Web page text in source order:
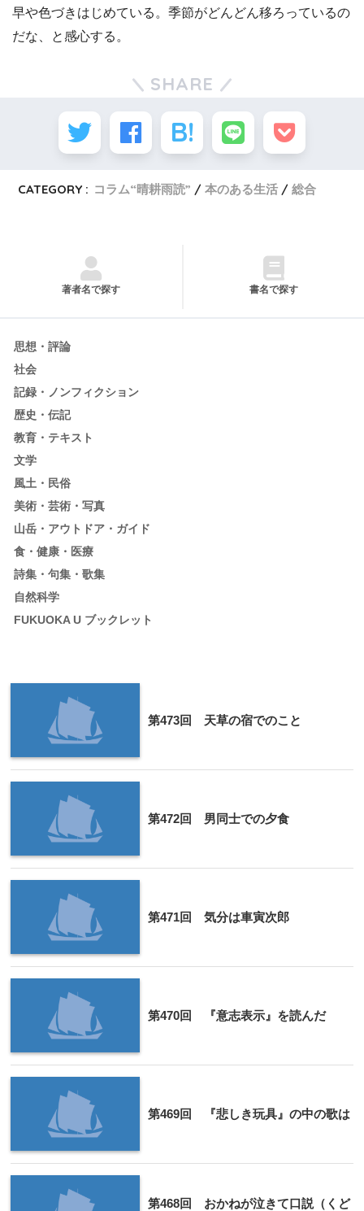
早や色づきはじめている。季節がどんどん移ろっているの
だな、と感心する。
SHARE
CATEGORY : コラム“晴耕雨読” 本のある生活 総合
著者名で探す 書名で探す
思想・評論
社会
記録・ノンフィクション
歴史・伝記
教育・テキスト
文学
風土・民俗
美術・芸術・写真
山岳・アウトドア・ガイド
食・健康・医療
詩集・句集・歌集
自然科学
FUKUOKA U ブックレット
第473回 天草の宿でのこと
第472回 男同士での夕食
第471回 気分は車寅次郎
第470回 『意志表示』を読んだ
第469回 『悲しき玩具』の中の歌は
第468回 おかねが泣きて口説（くど